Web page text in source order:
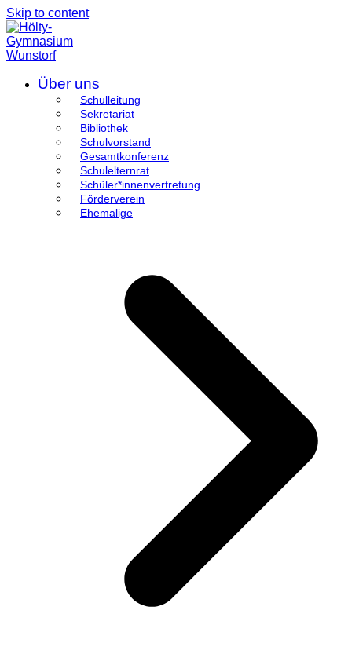
Skip to content
Über uns
Schulleitung
Sekretariat
Bibliothek
Schulvorstand
Gesamtkonferenz
Schulelternrat
Schüler*innenvertretung
Förderverein
Ehemalige